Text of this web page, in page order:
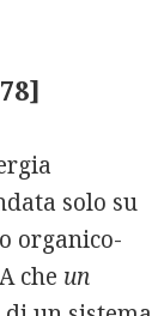
solo su
organico-
che un